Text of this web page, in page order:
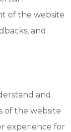
of the website
and
and
of the website
experience for